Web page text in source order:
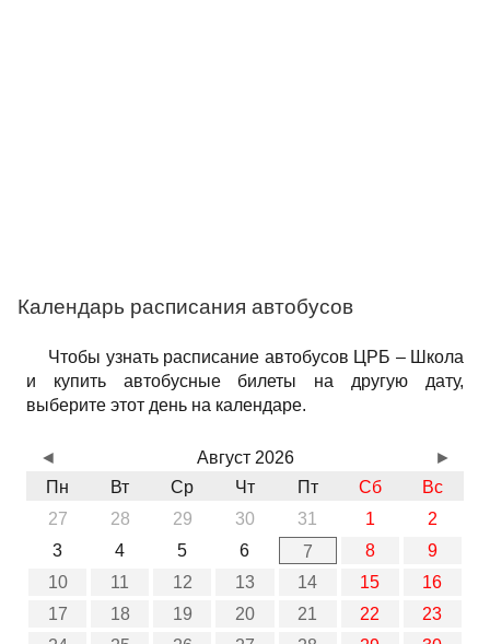
Календарь расписания автобусов
Чтобы узнать расписание автобусов ЦРБ – Школа
и купить автобусные билеты на другую дату,
выберите этот день на календаре.
Август 2026
Пн
Вт Ср Чт Пт Сб
Вс
27
28 29 30 31 1
2
3
4 5 6 7 8
9
10
11 12 13 14 15
16
17
18 19 20 21 22
23
◄ ►